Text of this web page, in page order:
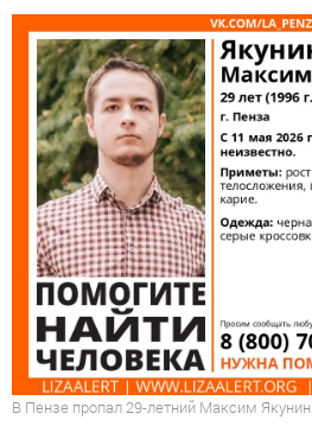
В Пензе пропал 29-летний Максим Якунин